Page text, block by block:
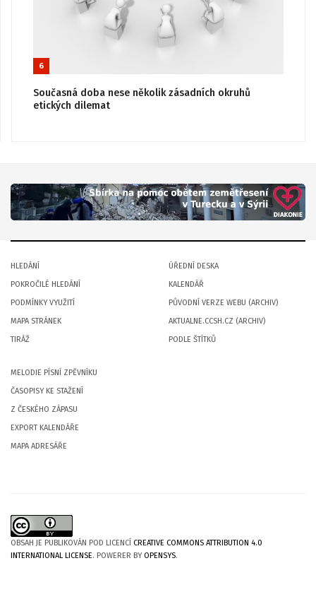
6
Současná doba nese několik zásadních okruhů
etických dilemat
HLEDÁNÍ
POKROČILÉ HLEDÁNÍ
PODMÍNKY VYUŽITÍ
MAPA STRÁNEK
TIRÁŽ
ÚŘEDNÍ DESKA
KALENDÁŘ
PŮVODNÍ VERZE WEBU (ARCHIV)
AKTUALNE.CCSH.CZ (ARCHIV)
PODLE ŠTÍTKŮ
MELODIE PÍSNÍ ZPĚVNÍKU
ČASOPISY KE STAŽENÍ
Z ČESKÉHO ZÁPASU
EXPORT KALENDÁŘE
MAPA ADRESÁŘE
OBSAH JE PUBLIKOVÁN POD LICENCÍ CREATIVE COMMONS ATTRIBUTION 4.0
INTERNATIONAL LICENSE. POWERER BYOPENSYS.